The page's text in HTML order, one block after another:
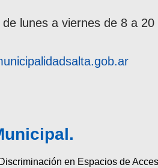
lunes a viernes de 8 a 20
en Espacios de